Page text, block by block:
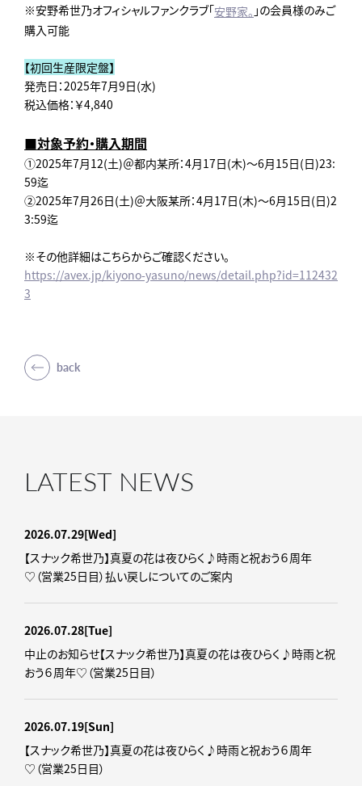
※安野希世乃オフィシャルファンクラブ「安野家。 」の会員様のみご
購入可能
【初回生産限定盤】
発売日：2025年7月9日(水)
税込価格：￥4,840
■対象予約・購入期間
①2025年7月12(土)＠都内某所：4月17日(木)～6月15日(日)23:
59迄
②2025年7月26日(土)＠大阪某所：4月17日(木)～6月15日(日)2
3:59迄
※その他詳細はこちらからご確認ください。
https://avex.jp/kiyono-yasuno/news/detail.php?id=112432
3
back
LATEST NEWS
2026.07.29[Wed]
【スナック希世乃】真夏の花は夜ひらく♪時雨と祝おう６周年
♡（営業25日目）払い戻しについてのご案内
2026.07.28[Tue]
中止のお知らせ【スナック希世乃】真夏の花は夜ひらく♪時雨と祝
おう６周年♡（営業25日目）
2026.07.19[Sun]
【スナック希世乃】真夏の花は夜ひらく♪時雨と祝おう６周年
♡（営業25日目）